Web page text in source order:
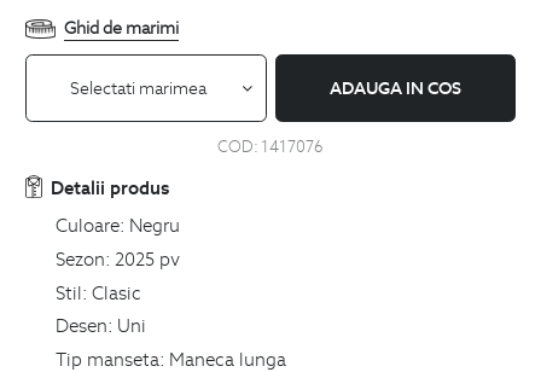
Ghid de marimi
Selectati marimea ADAUGA IN COS
COD: 1417076
Detalii produs
Culoare: Negru
Sezon: 2025 pv
Stil: Clasic
Desen: Uni
Tip manseta: Maneca lunga